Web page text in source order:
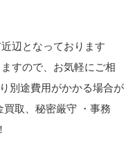
辺となっております
すので、お気軽にご相
別途費用がかかる場合が
取、秘密厳守 ・事務